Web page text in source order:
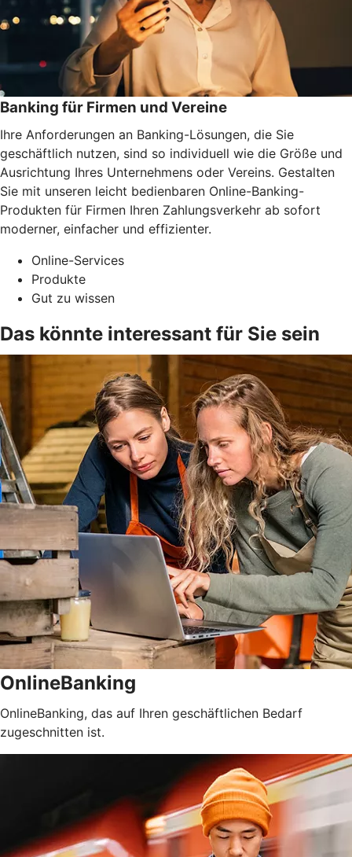
Banking für Firmen und Vereine
Ihre Anforderungen an Banking-Lösungen, die Sie
geschäftlich nutzen, sind so individuell wie die Größe und
Ausrichtung Ihres Unternehmens oder Vereins. Gestalten
Sie mit unseren leicht bedienbaren Online-Banking-
Produkten für Firmen Ihren Zahlungsverkehr ab sofort
moderner, einfacher und effizienter.
Online-Services
Produkte
Gut zu wissen
Das könnte interessant für Sie sein
OnlineBanking
OnlineBanking, das auf Ihren geschäftlichen Bedarf
zugeschnitten ist.